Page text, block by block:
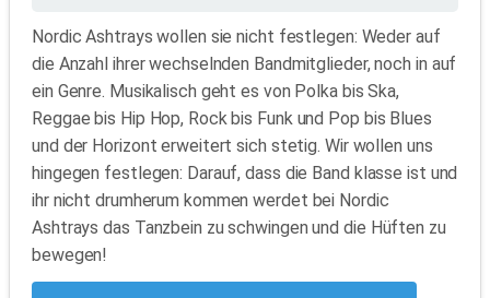
Nordic Ashtrays wollen sie nicht festlegen: Weder auf
die Anzahl ihrer wechselnden Bandmitglieder, noch in auf
ein Genre. Musikalisch geht es von Polka bis Ska,
Reggae bis Hip Hop, Rock bis Funk und Pop bis Blues
und der Horizont erweitert sich stetig. Wir wollen uns
hingegen festlegen: Darauf, dass die Band klasse ist und
ihr nicht drumherum kommen werdet bei Nordic
Ashtrays das Tanzbein zu schwingen und die Hüften zu
bewegen!